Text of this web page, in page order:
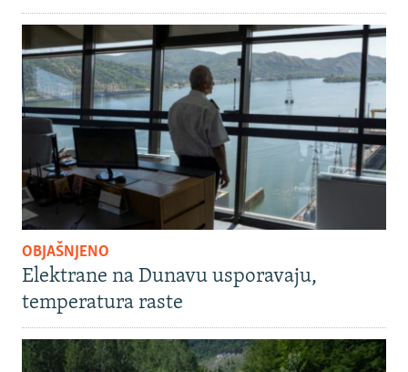
OBJAŠNJENO
Elektrane na Dunavu usporavaju,
temperatura raste